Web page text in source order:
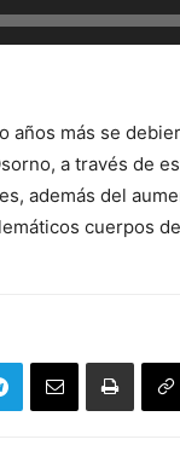
años más se
a través de
además del
cuerpos